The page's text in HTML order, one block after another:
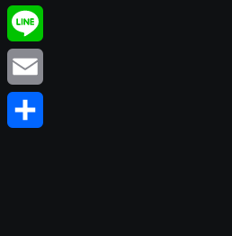
Messenger
Line
Email